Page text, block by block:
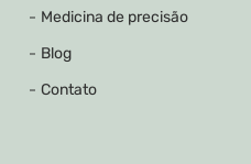
Medicina de precisão
Blog
Contato